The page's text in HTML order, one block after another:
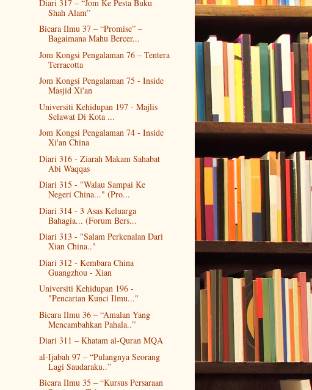
Diari 317 – “Jom Ke Pesta Buku
Shah Alam”
Bicara Ilmu 37 – “Promise” –
Bagaimana Mahu Bercer...
Jom Kongsi Pengalaman 76 – Tentera
Terracotta
Jom Kongsi Pengalaman 75 - Inside
Masjid Xi'an
Universiti Kehidupan 197 - Majlis
Selawat Di Kota ...
Jom Kongsi Pengalaman 74 - Inside
Xi'an China
Diari 316 - Ziarah Makam Sahabat
Abi Waqqas
Diari 315 - "Walau Sampai Ke
Negeri China..." (Pro...
Diari 314 - 3 Asas Keluarga
Bahagia... (Forum Bers...
Diari 313 - "Salam Perkenalan Dari
Xian China.."
Diari 312 - Kembara China
Guangzhou - Xian
Universiti Kehidupan 196 -
"Pencarian Kunci Ilmu..."
Bicara Ilmu 36 – “Amalan Yang
Mencambahkan Pahala..”
Diari 311 – Khatam al-Quran MQA
al-Ijabah 97 – “Pulangnya Seorang
Lagi Saudaraku..”
Bicara Ilmu 35 – “Kursus Persaraan